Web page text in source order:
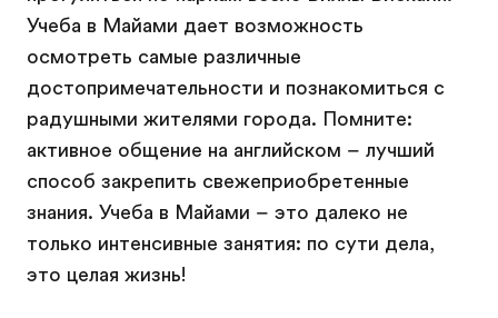
Учеба в Майами дает возможность
осмотреть самые различные
достопримечательности и познакомиться с
радушными жителями города. Помните:
активное общение на английском – лучший
способ закрепить свежеприобретенные
знания. Учеба в Майами – это далеко не
только интенсивные занятия: по сути дела,
это целая жизнь!